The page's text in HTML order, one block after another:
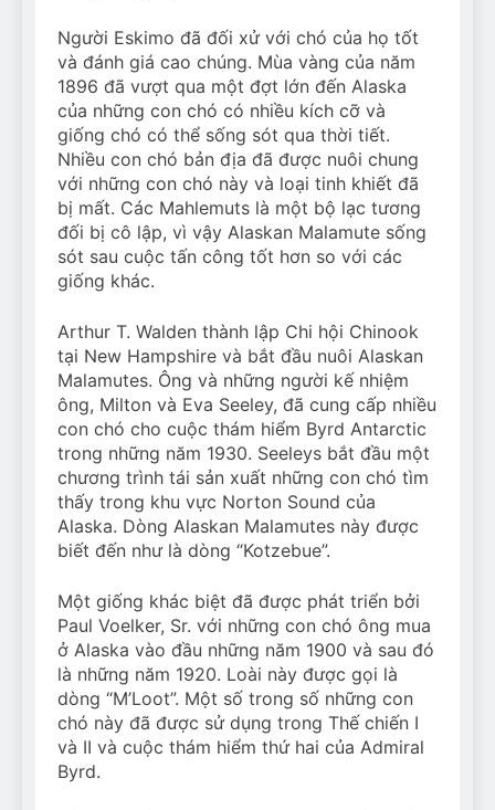
Người Eskimo đã đối xử với chó của họ tốt
và đánh giá cao chúng. Mùa vàng của năm
1896 đã vượt qua một đợt lớn đến Alaska
của những con chó có nhiều kích cỡ và
giống chó có thể sống sót qua thời tiết.
Nhiều con chó bản địa đã được nuôi chung
với những con chó này và loại tinh khiết đã
bị mất. Các Mahlemuts là một bộ lạc tương
đối bị cô lập, vì vậy Alaskan Malamute sống
sót sau cuộc tấn công tốt hơn so với các
giống khác.
Arthur T. Walden thành lập Chi hội Chinook
tại New Hampshire và bắt đầu nuôi Alaskan
Malamutes. Ông và những người kế nhiệm
ông, Milton và Eva Seeley, đã cung cấp nhiều
con chó cho cuộc thám hiểm Byrd Antarctic
trong những năm 1930. Seeleys bắt đầu một
chương trình tái sản xuất những con chó tìm
thấy trong khu vực Norton Sound của
Alaska. Dòng Alaskan Malamutes này được
biết đến như là dòng “Kotzebue”.
Một giống khác biệt đã được phát triển bởi
Paul Voelker, Sr. với những con chó ông mua
ở Alaska vào đầu những năm 1900 và sau đó
là những năm 1920. Loài này được gọi là
dòng “M’Loot”. Một số trong số những con
chó này đã được sử dụng trong Thế chiến I
và II và cuộc thám hiểm thứ hai của Admiral
Byrd.